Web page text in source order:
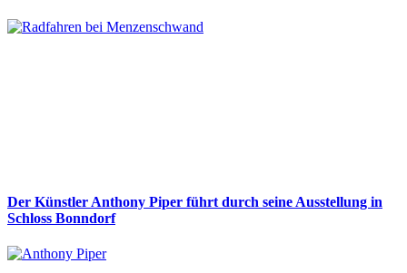
Der Künstler Anthony Piper führt durch seine Ausstellung in
Schloss Bonndorf